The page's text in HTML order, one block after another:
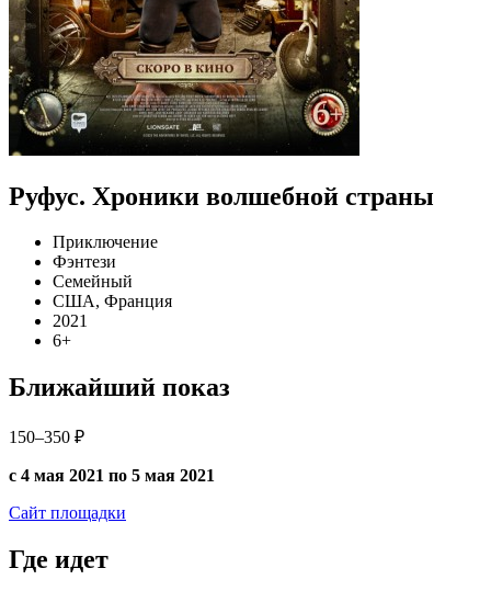
Руфус. Хроники волшебной страны
Приключение
Фэнтези
Семейный
США, Франция
2021
6+
Ближайший показ
150–350 ₽
с 4 мая 2021 по 5 мая 2021
Сайт площадки
Где идет